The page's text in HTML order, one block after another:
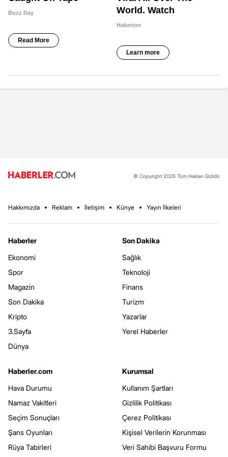
© Copyright 2026 Tüm Hakları Gizlidir.
Hakkımızda Reklam İletişim Künye Yayın İlkeleri
Haberler
Ekonomi
Spor
Magazin
Son Dakika
Kripto
3.Sayfa
Dünya
Son Dakika
Sağlık
Teknoloji
Finans
Turizm
Yazarlar
Yerel Haberler
Haberler.com
Hava Durumu
Namaz Vakitleri
Seçim Sonuçları
Şans Oyunları
Rüya Tabirleri
Kurumsal
Kullanım Şartları
Gizlilik Politikası
Çerez Politikası
Kişisel Verilerin Korunması
Veri Sahibi Başvuru Formu